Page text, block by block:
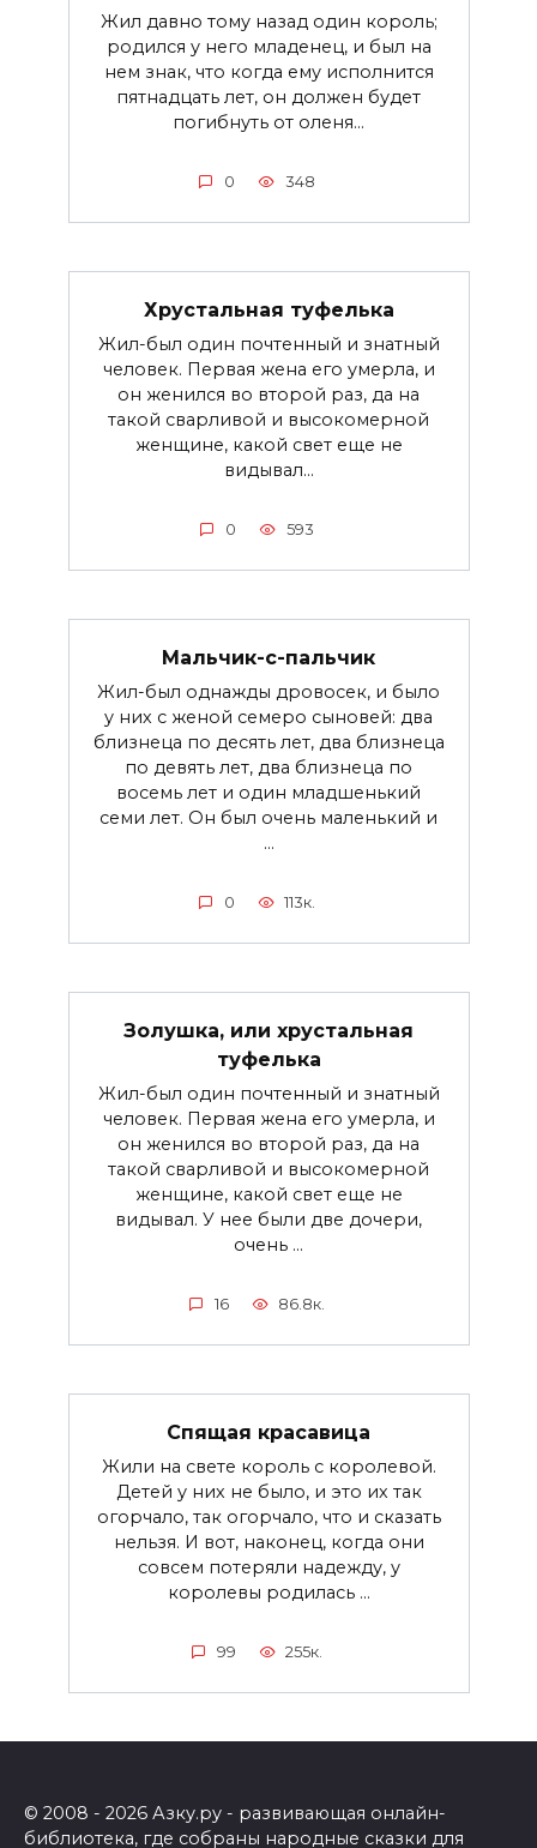
Жил давно тому назад один король;
родился у него младенец, и был на
нем знак, что когда ему исполнится
пятнадцать лет, он должен будет
погибнуть от оленя...
0 348
Хрустальная туфелька
Жил-был один почтенный и знатный
человек. Первая жена его умерла, и
он женился во второй раз, да на
такой сварливой и высокомерной
женщине, какой свет еще не
видывал...
0 593
Мальчик-с-пальчик
Жил-был однажды дровосек, и было
у них с женой семеро сыновей: два
близнеца по десять лет, два близнеца
по девять лет, два близнеца по
восемь лет и один младшенький
семи лет. Он был очень маленький и
...
0 113к.
Золушка, или хрустальная
туфелька
Жил-был один почтенный и знатный
человек. Первая жена его умерла, и
он женился во второй раз, да на
такой сварливой и высокомерной
женщине, какой свет еще не
видывал. У нее были две дочери,
очень ...
16 86.8к.
Спящая красавица
Жили на свете король с королевой.
Детей у них не было, и это их так
огорчало, так огорчало, что и сказать
нельзя. И вот, наконец, когда они
совсем потеряли надежду, у
королевы родилась ...
99 255к.
© 2008 - 2026 Азку.ру - развивающая онлайн-
библиотека, где собраны народные сказки для